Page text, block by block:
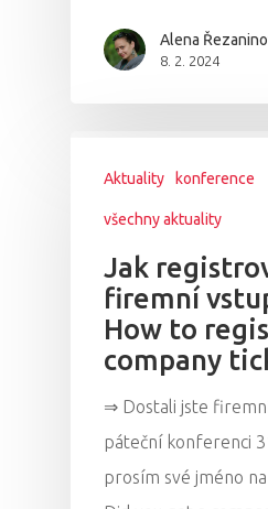
Alena
8. 2. 2024
Aktuality konference
všechny aktuality
Jak
firemní
How to
company
⇒ Dostali jste
páteční konferenci
prosím své jméno